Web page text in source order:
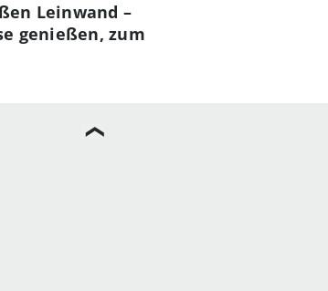
Leinwand –
genießen, zum